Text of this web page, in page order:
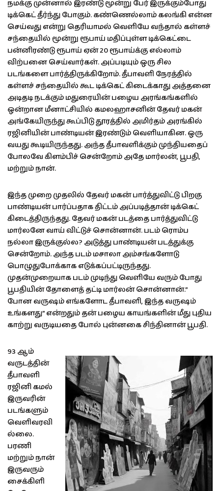
நமக்கு முன்னால் இரண்டு மூன்று பேர் இருக்கும்போது
டிக்கெட் தீர்ந்து போகும். கண்ணெல்லாம் கலங்கி என்ன
செய்வது என்று தெரியாமல் வெளியே வந்தால் கள்ளச்
சந்தையில் மூன்று ரூபாய் மதிப்புள்ள டிக்கெட்டை
பன்னிரண்டு ரூபாய் ஏன் 20 ரூபாய்க்கு எல்லாம்
விற்பனை செய்வார்கள். அப்படியும் ஒரு சில
படங்களை பார்த்திருக்கிறோம். தீபாவளி நேரத்தில்
கள்ளச் சந்தையில் கூட டிக்கெட் கிடைக்காது அத்தனை
அடிதடி நடக்கும் மதுரையின் பழைய அரங்கங்களில்
ஒன்றான மீனாட்சியில் கமலஹாசனின் தேவர் மகன்
அங்கேயிருந்து கூப்பிடு தூரத்தில் அமிர்தம் அரங்கில்
ரஜினியின் பாண்டியன் இரண்டும் வெளியாகின. ஒரு
வயது கூடியிருந்தது. அந்த தீபாவளிக்கும் முந்தியதைப்
போலவே கிளம்பிச் சென்றோம் அதே மார்லன், பூபதி,
மற்றும் நான்.
இந்த முறை முதலில் தேவர் மகன் பார்த்துவிட்டு பிறகு
பாண்டியன் பார்ப்பதாக திட்டம் அப்படித்தான் டிக்கெட்
கிடைத்திருந்தது. தேவர் மகன் படத்தை பார்த்துவிட்டு
மார்லனே வாய் விட்டுச் சொன்னான். படம் ரொம்ப
நல்லா இருக்குல்ல? அடுத்து பாண்டியன் படத்துக்கு
சென்றோம். அந்த படம் மசாலா அம்சங்களோடு
பொழுதுபோக்காக எடுக்கப்பட்டிருந்தது.
முதன்முறையாக படம் முடிந்து வெளியே வரும் போது
பூபதியின் தோளைத் தட்டி மார்லன் சொன்னான்.”
போன வருஷம் எங்களோட தீபாவளி, இந்த வருஷம்
உங்களது” என்றதும் தன் பழைய காயங்களின் மீது புதிய
காற்று வருடியதை போல் புன்னகை சிந்தினான் பூபதி.
93 ஆம்
வருடத்தின்
தீபாவளி
ரஜினி கமல்
இருவரின்
படங்களும்
வெளிவரவி
ல்லை.
பரணி
மற்றும் நான்
இருவரும்
சைக்கிளி